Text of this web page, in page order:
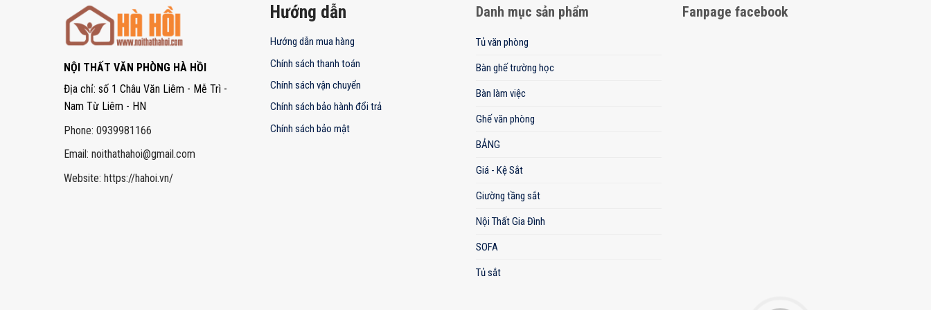
NỘI THẤT VĂN PHÒNG HÀ HỒI
Địa chỉ: số 1 Châu Văn Liêm - Mễ Trì -
Nam Từ Liêm - HN
Phone: 0939981166
Email: noithathahoi@gmail.com
Website: https://hahoi.vn/
Hướng dẫn
Hướng dẫn mua hàng
Chính sách thanh toán
Chính sách vận chuyển
Chính sách bảo hành đổi trả
Chính sách bảo mật
Danh mục sản phẩm
Tủ văn phòng
Bàn ghế trường học
Bàn làm việc
Ghế văn phòng
BẢNG
Giá - Kệ Sắt
Giường tầng sắt
Nội Thất Gia Đình
SOFA
Tủ sắt
Fanpage facebook